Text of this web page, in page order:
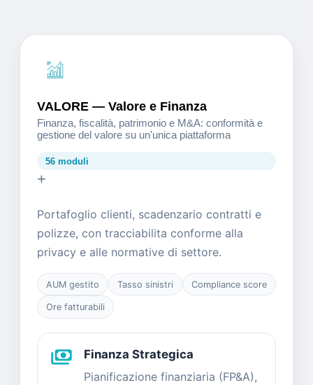
VALORE — Valore e Finanza
Finanza, fiscalità, patrimonio e M&A: conformità e
gestione del valore su un'unica piattaforma
56 moduli
+
Portafoglio clienti, scadenzario contratti e
polizze, con tracciabilita conforme alla
privacy e alle normative di settore.
AUM gestito Tasso sinistri Compliance score
Ore fatturabili
payments
Finanza Strategica
Pianificazione finanziaria (FP&A),